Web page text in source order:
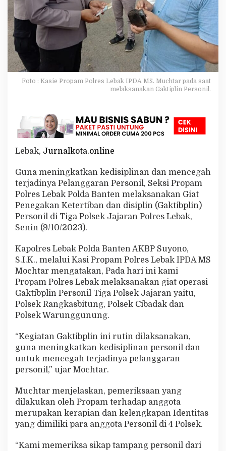
G
e
l
a
O
p
e
a
k
i
l
i
n
d
i
a
P
o
l
s
e
k
J
a
r
a
n
Foto : Kasie Propam Polres Lebak IPDA MS. Muchtar pada saat
melaksanakan Gaktiplin Personil.
Lebak, Jurnalkota.online
Guna meningkatkan kedisiplinan dan mencegah
terjadinya Pelanggaran Personil, Seksi Propam
Polres Lebak Polda Banten melaksanakan Giat
Penegakan Ketertiban dan disiplin (Gaktibplin)
Personil di Tiga Polsek Jajaran Polres Lebak,
Senin (9/10/2023).
Kapolres Lebak Polda Banten AKBP Suyono,
S.I.K., melalui Kasi Propam Polres Lebak IPDA MS
Mochtar mengatakan, Pada hari ini kami
Propam Polres Lebak melaksanakan giat operasi
Gaktibplin Personil Tiga Polsek Jajaran yaitu,
Polsek Rangkasbitung, Polsek Cibadak dan
Polsek Warunggunung.
“Kegiatan Gaktibplin ini rutin dilaksanakan,
guna meningkatkan kedisiplinan personil dan
untuk mencegah terjadinya pelanggaran
personil,” ujar Mochtar.
Muchtar menjelaskan, pemeriksaan yang
dilakukan oleh Propam terhadap anggota
merupakan kerapian dan kelengkapan Identitas
yang dimiliki para anggota Personil di 4 Polsek.
“Kami memeriksa sikap tampang personil dari